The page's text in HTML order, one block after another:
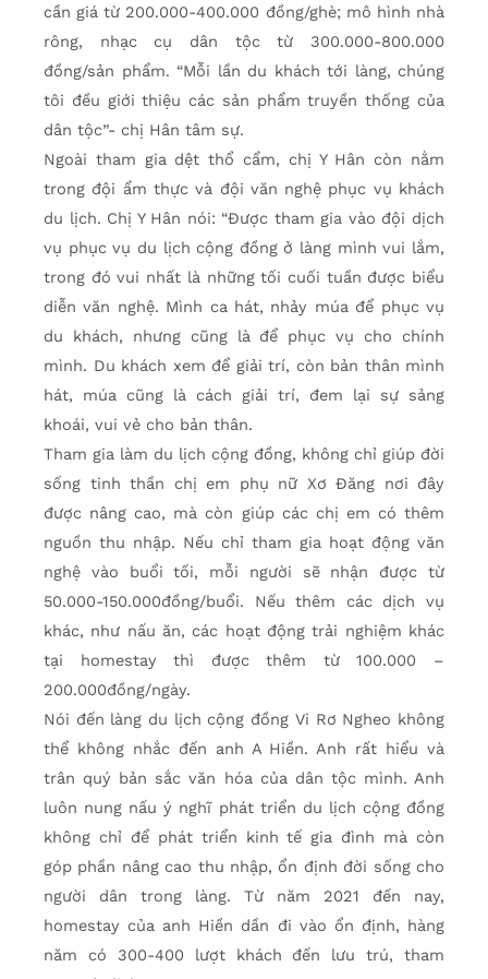
cần giá từ 200.000-400.000 đồng/ghè; mô hình nhà
rông, nhạc cụ dân tộc từ 300.000-800.000
đồng/sản phẩm. “Mỗi lần du khách tới làng, chúng
tôi đều giới thiệu các sản phẩm truyền thống của
dân tộc”- chị Hân tâm sự.
Ngoài tham gia dệt thổ cẩm, chị Y Hân còn nằm
trong đội ẩm thực và đội văn nghệ phục vụ khách
du lịch. Chị Y Hân nói: “Được tham gia vào đội dịch
vụ phục vụ du lịch cộng đồng ở làng mình vui lắm,
trong đó vui nhất là những tối cuối tuần được biểu
diễn văn nghệ. Mình ca hát, nhảy múa để phục vụ
du khách, nhưng cũng là để phục vụ cho chính
mình. Du khách xem để giải trí, còn bản thân mình
hát, múa cũng là cách giải trí, đem lại sự sảng
khoái, vui vẻ cho bản thân.
Tham gia làm du lịch cộng đồng, không chỉ giúp đời
sống tinh thần chị em phụ nữ Xơ Đăng nơi đây
được nâng cao, mà còn giúp các chị em có thêm
nguồn thu nhập. Nếu chỉ tham gia hoạt động văn
nghệ vào buổi tối, mỗi người sẽ nhận được từ
50.000-150.000đồng/buổi. Nếu thêm các dịch vụ
khác, như nấu ăn, các hoạt động trải nghiệm khác
tại homestay thì được thêm từ 100.000 –
200.000đồng/ngày.
Nói đến làng du lịch cộng đồng Vi Rơ Ngheo không
thể không nhắc đến anh A Hiền. Anh rất hiểu và
trân quý bản sắc văn hóa của dân tộc mình. Anh
luôn nung nấu ý nghĩ phát triển du lịch cộng đồng
không chỉ để phát triển kinh tế gia đình mà còn
góp phần nâng cao thu nhập, ổn định đời sống cho
người dân trong làng. Từ năm 2021 đến nay,
homestay của anh Hiền dần đi vào ổn định, hàng
năm có 300-400 lượt khách đến lưu trú, tham